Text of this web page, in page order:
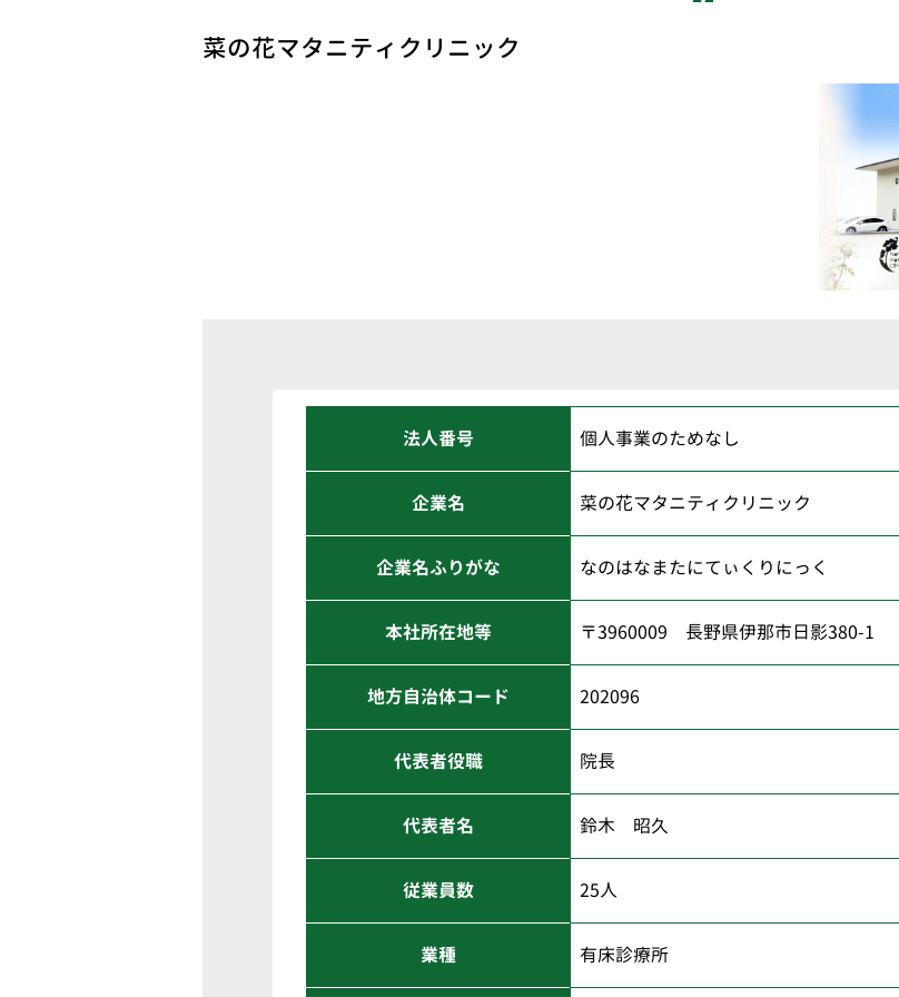
菜の花マタニティクリニック
法人番号 個人事業のためなし
企業名 菜の花マタニティクリニック
企業名ふりがな なのはなまたにてぃくりにっく
本社所在地等 〒3960009 長野県伊那市日影380-1
地方自治体コード 202096
代表者役職 院長
代表者名 鈴木 昭久
従業員数 25人
業種 有床診療所